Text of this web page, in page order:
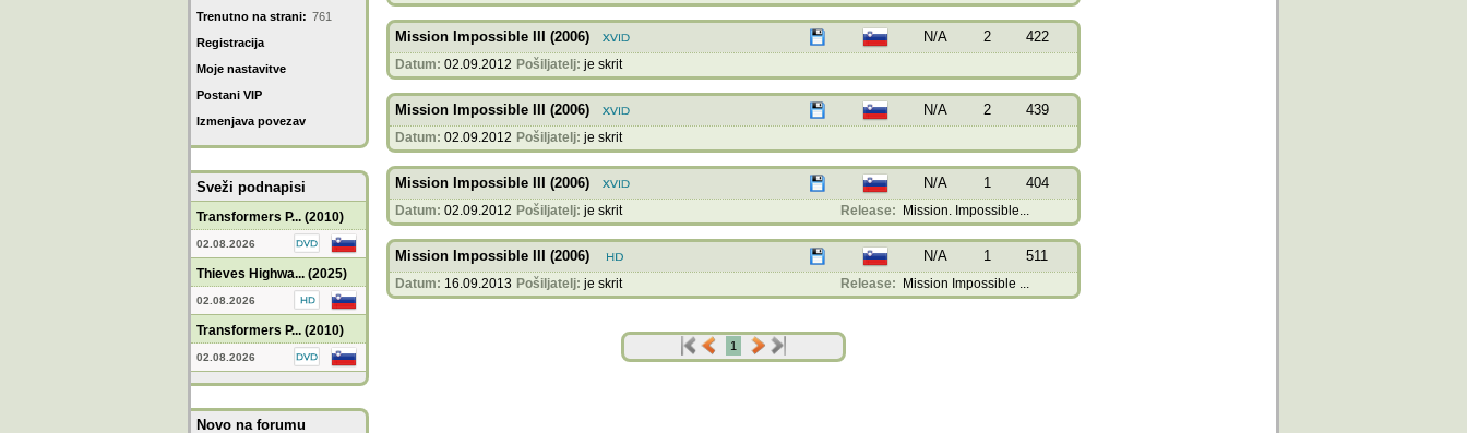
Trenutno na strani: 761
Registracija
Moje nastavitve
Postani VIP
Izmenjava povezav
Sveži podnapisi
Transformers P... (2010)
02.08.2026
Thieves Highwa... (2025)
02.08.2026
Transformers P... (2010)
02.08.2026
Novo na forumu
Mission Impossible III (2006) N/A 2 422
Datum: 02.09.2012 Pošiljatelj: je skrit
Mission Impossible III (2006) N/A 2 439
Datum: 02.09.2012 Pošiljatelj: je skrit
Mission Impossible III (2006) N/A 1 404
Datum: 02.09.2012 Pošiljatelj: je skrit Release: Mission. Impossible...
Mission Impossible III (2006) N/A 1 511
Datum: 16.09.2013 Pošiljatelj: je skrit Release: Mission Impossible ...
1